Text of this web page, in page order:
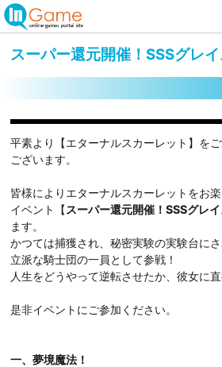
スーパー還元開催！SSSグレイ
平素より【エターナルスカーレット】を
ございます。
皆様によりエターナルスカーレットをお楽
イベント【 スーパー還元開催！SSSグレイ
ます。
かつては捕獲され、秘密実験の実験台に
立派な騎士団の一員として参戦！
人生をどうやって逆転させたか、彼女に
是非イベントにご参加ください。
一、夢境魔法！